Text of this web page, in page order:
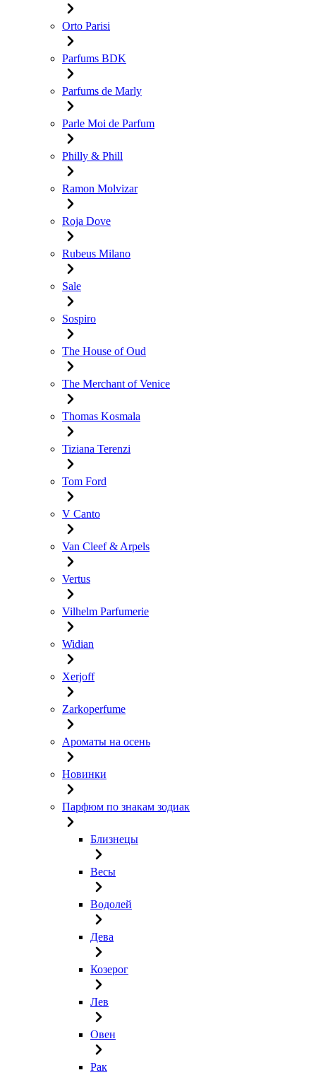
Orto Parisi
Parfums BDK
Parfums de Marly
Parle Moi de Parfum
Philly & Phill
Ramon Molvizar
Roja Dove
Rubeus Milano
Sale
Sospiro
The House of Oud
The Merchant of Venice
Thomas Kosmala
Tiziana Terenzi
Tom Ford
V Canto
Van Cleef & Arpels
Vertus
Vilhelm Parfumerie
Widian
Xerjoff
Zarkoperfume
Ароматы на осень
Новинки
Парфюм по знакам зодиак
Близнецы
Весы
Водолей
Дева
Козерог
Лев
Овен
Рак